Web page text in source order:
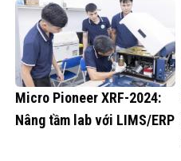
Micro Pioneer XRF-2024:
Nâng tầm lab với LIMS/ERP